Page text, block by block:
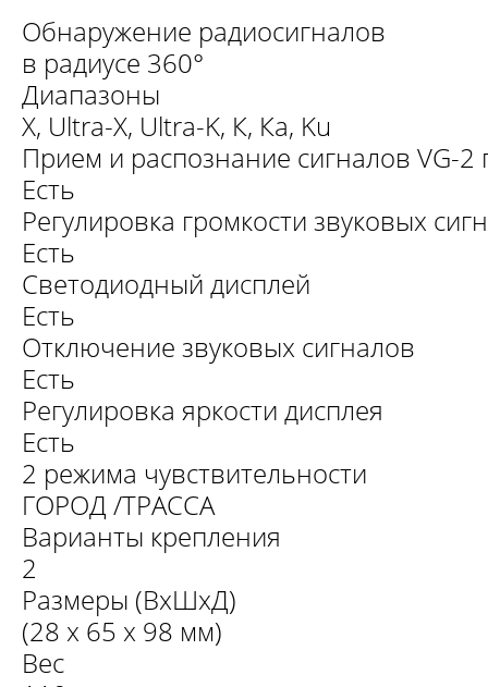
Обнаружение радиосигналов
в радиусе 360°
Диапазоны
Х, Ultra-X, Ultra-K, К, Ка, Ku
Прием и распознание сигналов VG-2
Есть
Регулировка громкости звуковых
Есть
Светодиодный дисплей
Есть
Отключение звуковых сигналов
Есть
Регулировка яркости дисплея
Есть
2 режима чувствительности
ГОРОД /ТРАССА
Варианты крепления
2
Размеры (ВхШхД)
(28 х 65 х 98 мм)
Вес